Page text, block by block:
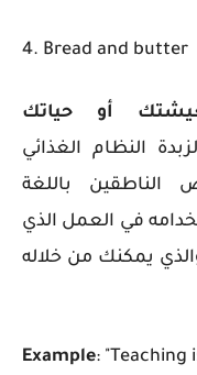
4. Bread and butter
أو حياتك
النظام الغذائي
باللغة
في العمل الذي
يمكنك من خلاله
Example: "Teaching